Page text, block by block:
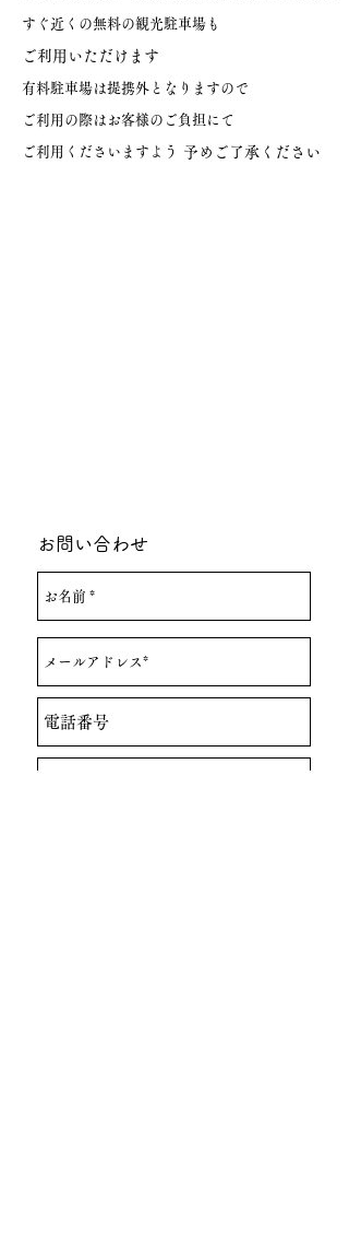
すぐ近くの無料の観光駐車場も
ご利用いただけます
有料駐車場は提携外となりますので
ご利用の際はお客様のご負担にて
ご利用くださいますよう 予めご了承ください
お問い合わせ